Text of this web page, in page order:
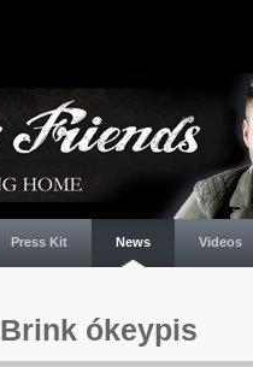
Press Kit News Videos
ókeypis